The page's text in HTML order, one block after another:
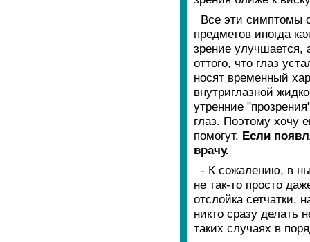
Все эти симптомы
предметов иногда
зрение улучшается,
оттого, что глаз
носят временный
внутриглазной
утренние
глаз. Поэтому хочу
помогут. Если
врачу.
- К сожалению, в
не так-то просто
отслойка сетчатки,
никто сразу делать
таких случаях в